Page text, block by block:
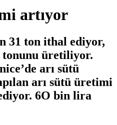
artıyor
31 ton ithal ediyor,
tonunu üretiliyor.
arı sütü
arı sütü üretimi
6O bin lira